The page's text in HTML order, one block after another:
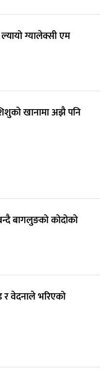
ग्यालेक्सी एम
खानामा अझै पनि
बागलुङको कोदोको
र वेदनाले भरिएको